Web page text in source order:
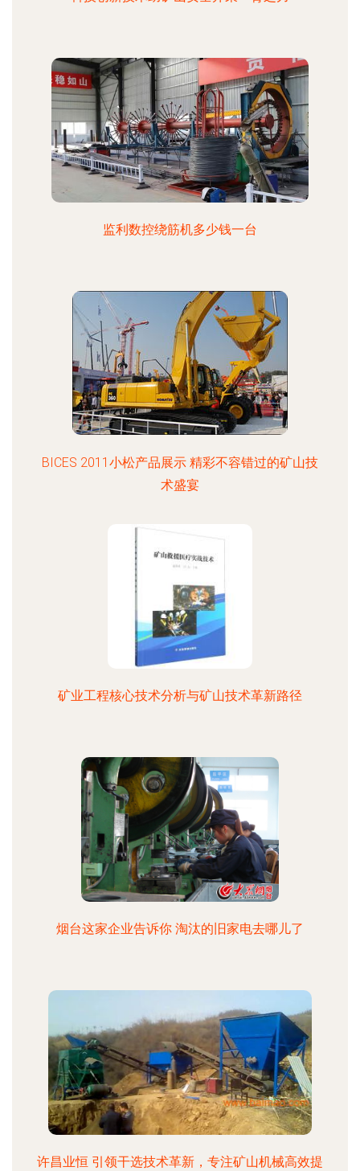
监利数控绕筋机多少钱一台
BICES 2011小松产品展示 精彩不容错过的矿山技
术盛宴
矿业工程核心技术分析与矿山技术革新路径
烟台这家企业告诉你 淘汰的旧家电去哪儿了
许昌业恒 引领干选技术革新，专注矿山机械高效提